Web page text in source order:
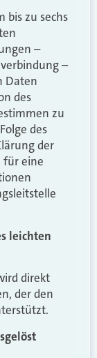
bis zu sechs
–
–
Daten
des
zu
des
der
für eine
leichten
direkt
der den